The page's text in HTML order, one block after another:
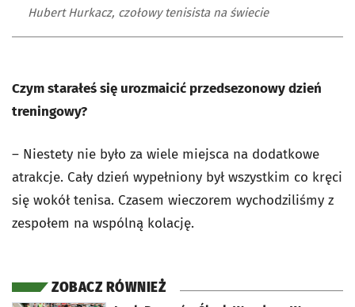
Hubert Hurkacz, czołowy tenisista na świecie
Czym starałeś się urozmaicić przedsezonowy dzień
treningowy?
– Niestety nie było za wiele miejsca na dodatkowe
atrakcje. Cały dzień wypełniony był wszystkim co kręci
się wokół tenisa. Czasem wieczorem wychodziliśmy z
zespołem na wspólną kolację.
ZOBACZ RÓWNIEŻ